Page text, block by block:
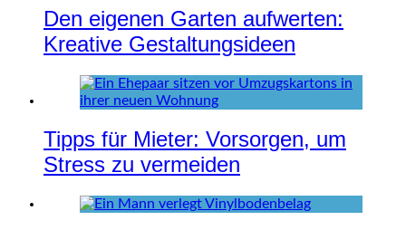
Den eigenen Garten aufwerten:
Kreative Gestaltungsideen
Tipps für Mieter: Vorsorgen, um
Stress zu vermeiden